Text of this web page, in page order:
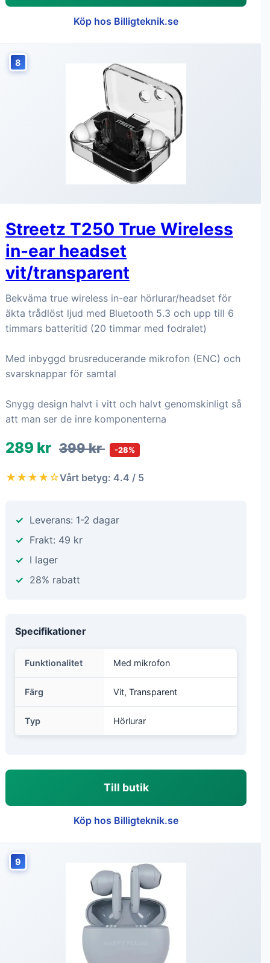
Köp hos Billigteknik.se
8
Streetz T250 True Wireless
in-ear headset
vit/transparent
Bekväma true wireless in-ear hörlurar/headset för
äkta trådlöst ljud med Bluetooth 5.3 och upp till 6
timmars batteritid (20 timmar med fodralet)
Med inbyggd brusreducerande mikrofon (ENC) och
svarsknappar för samtal
Snygg design halvt i vitt och halvt genomskinligt så
att man ser de inre komponenterna
289 kr 399 kr -28%
★★★★☆Vårt betyg: 4.4 / 5
Leverans: 1-2 dagar
Frakt: 49 kr
I lager
28% rabatt
Specifikationer
Funktionalitet Med mikrofon
Färg Vit, Transparent
Typ Hörlurar
Till butik
Köp hos Billigteknik.se
9